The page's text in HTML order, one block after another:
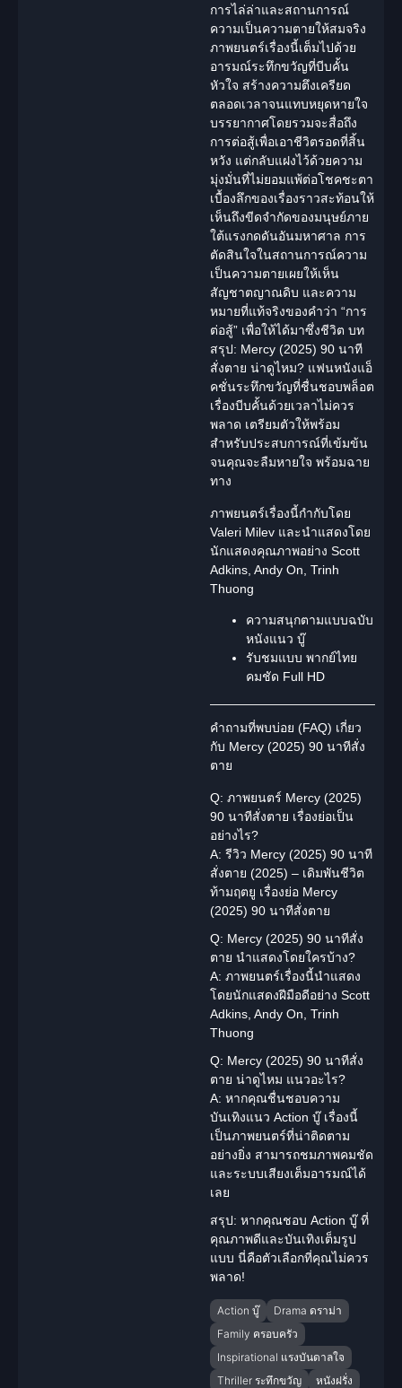
การไล่ล่าและสถานการณ์
ความเป็นความตายให้สมจริง
ภาพยนตร์เรื่องนี้เต็มไปด้วย
อารมณ์ระทึกขวัญที่บีบคั้น
หัวใจ สร้างความตึงเครียด
ตลอดเวลาจนแทบหยุดหายใจ
บรรยากาศโดยรวมจะสื่อถึง
การต่อสู้เพื่อเอาชีวิตรอดที่สิ้น
หวัง แต่กลับแฝงไว้ด้วยความ
มุ่งมั่นที่ไม่ยอมแพ้ต่อโชคชะตา
เบื้องลึกของเรื่องราวสะท้อนให้
เห็นถึงขีดจำกัดของมนุษย์ภาย
ใต้แรงกดดันอันมหาศาล การ
ตัดสินใจในสถานการณ์ความ
เป็นความตายเผยให้เห็น
สัญชาตญาณดิบ และความ
หมายที่แท้จริงของคำว่า “การ
ต่อสู้” เพื่อให้ได้มาซึ่งชีวิต บท
สรุป: Mercy (2025) 90 นาที
สั่งตาย น่าดูไหม? แฟนหนังแอ็
คชั่นระทึกขวัญที่ชื่นชอบพล็อต
เรื่องบีบคั้นด้วยเวลาไม่ควร
พลาด เตรียมตัวให้พร้อม
สำหรับประสบการณ์ที่เข้มข้น
จนคุณจะลืมหายใจ พร้อมฉาย
ทาง
ภาพยนตร์เรื่องนี้กำกับโดย
Valeri Milev และนำแสดงโดย
นักแสดงคุณภาพอย่าง Scott
Adkins, Andy On, Trinh
Thuong
ความสนุกตามแบบฉบับ
หนังแนว บู๊
รับชมแบบ พากย์ไทย
คมชัด Full HD
คำถามที่พบบ่อย (FAQ) เกี่ยว
กับ Mercy (2025) 90 นาทีสั่ง
ตาย
Q: ภาพยนตร์ Mercy (2025)
90 นาทีสั่งตาย เรื่องย่อเป็น
อย่างไร?
A: รีวิว Mercy (2025) 90 นาที
สั่งตาย (2025) – เดิมพันชีวิต
ท้ามฤตยู เรื่องย่อ Mercy
(2025) 90 นาทีสั่งตาย
Q: Mercy (2025) 90 นาทีสั่ง
ตาย นำแสดงโดยใครบ้าง?
A: ภาพยนตร์เรื่องนี้นำแสดง
โดยนักแสดงฝีมือดีอย่าง Scott
Adkins, Andy On, Trinh
Thuong
Q: Mercy (2025) 90 นาทีสั่ง
ตาย น่าดูไหม แนวอะไร?
A: หากคุณชื่นชอบความ
บันเทิงแนว Action บู๊ เรื่องนี้
เป็นภาพยนตร์ที่น่าติดตาม
อย่างยิ่ง สามารถชมภาพคมชัด
และระบบเสียงเต็มอารมณ์ได้
เลย
สรุป: หากคุณชอบ Action บู๊ ที่
คุณภาพดีและบันเทิงเต็มรูป
แบบ นี่คือตัวเลือกที่คุณไม่ควร
พลาด!
Action บู๊
Drama ดราม่า
Family ครอบครัว
Inspirational แรงบันดาลใจ
Thriller ระทึกขวัญ
หนังฝรั่ง